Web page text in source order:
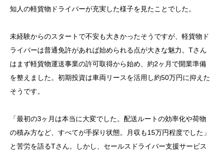
知人の軽貨物ドライバーが充実した様子を見たことでした。
未経験からのスタートで不安も大きかったそうですが、軽貨物ド
ライバーは普通免許があれば始められる点が大きな魅力。Tさん
はまず軽貨物運送事業の許可取得から始め、約2ヶ月で開業準備
を整えました。初期投資は車両リースを活用し約50万円に抑えた
そうです。
「最初の3ヶ月は本当に大変でした。配送ルートの効率化や荷物
の積み方など、すべてが手探り状態。月収も15万円程度でした」
と苦労を語るTさん。しかし、セールスドライバー支援サービス